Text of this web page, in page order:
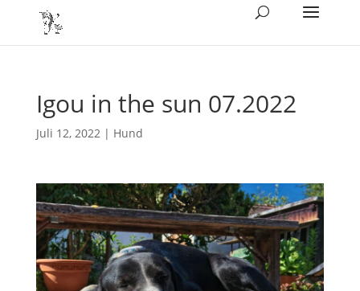
Igou in the sun 07.2022
Juli 12, 2022| Hund